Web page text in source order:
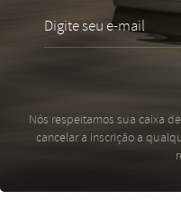
Nós respeitamos sua caixa
cancelar a inscrição a